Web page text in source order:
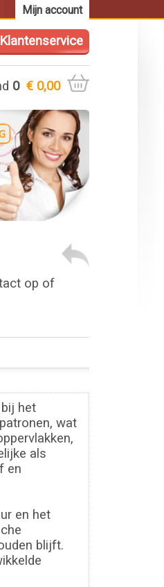
Mijn account
Klantenservice
0 € 0,00
op of
het
wat
als
en
en het
blijft.